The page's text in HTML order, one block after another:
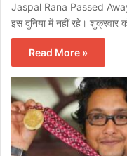
Jaspal Rana Passed
इस दुनिया में नहीं रहे। शुक्रवार
Read More »